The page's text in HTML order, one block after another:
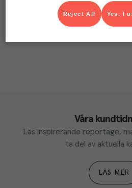
Våra
Läs inspirerande reportage,
ta del av aktuella
LÄS MER
Yes, I
Reject All